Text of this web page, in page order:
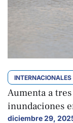
INTERNACIONALES
Aumenta a
inundaciones
diciembre 29,